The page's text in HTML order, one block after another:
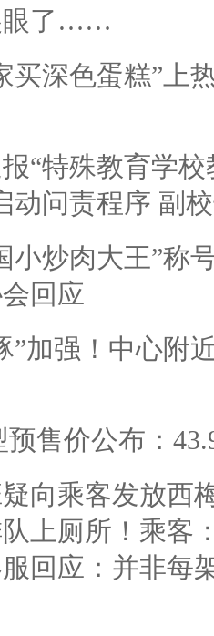
眼了……
买深色蛋糕”上
“特殊教育学
动问责程序 副
小炒肉大王”称
回应
”加强！中心附
预售价公布：
向乘客发放西
上厕所！乘客
回应：并非每